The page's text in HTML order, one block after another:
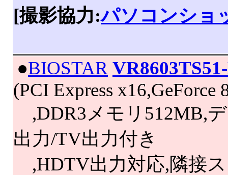
[撮影協力:パソコンショ
●BIOSTAR
(PCI Express x16,GeForce
,DDR3メモリ512MB,
出力/TV出力付き
,HDTV出力対応,隣接